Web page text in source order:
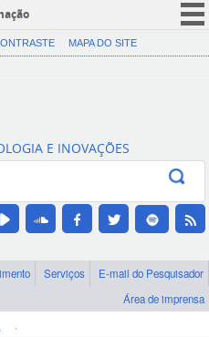
CORONAVÍRUS (COVID-19)
Canais
MAPA DO SITE
E INOVAÇÕES
Serviços
E-mail do Pesquisador
Área de imprensa